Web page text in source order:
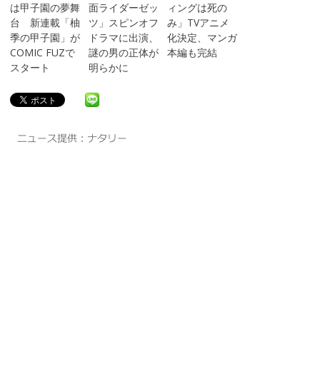
は甲子園の夢舞
台 新連載「柚
季の甲子園」が
COMIC FUZで
スタート
面ライダーゼッ
ツ」スピンオフ
ドラマに出演、
謎の男の正体が
明らかに
ィングは死の
み」TVアニメ
化決定、マンガ
本編も完結